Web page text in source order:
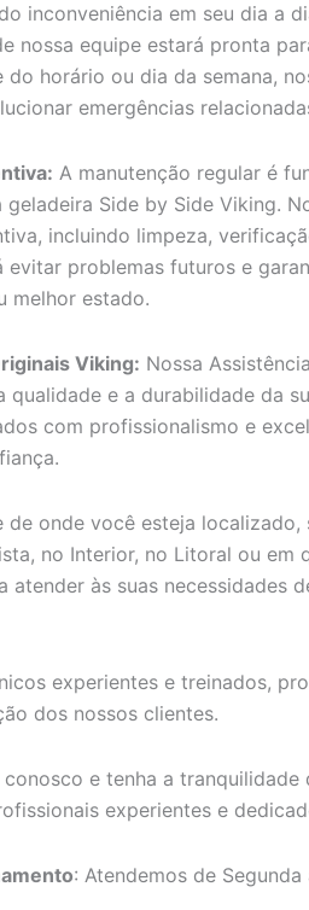
inconveniência em seu dia a
nossa equipe estará pronta
do horário ou dia da semana,
emergências
A manutenção regular é
geladeira Side by Side Viking.
incluindo limpeza,
problemas futuros e
melhor estado.
Viking: Nossa
qualidade e a durabilidade da
com profissionalismo e
de onde você esteja
no Interior, no Litoral ou
atender às suas necessidades
experientes e treinados,
dos nossos clientes.
e tenha a
experientes e
: Atendemos de